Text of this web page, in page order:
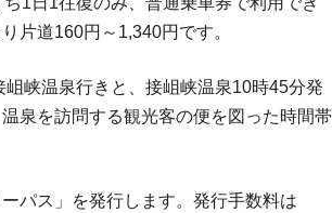
片道160円～1,340円です。
峡温泉行きと、接岨峡温泉10時45分発
泉を訪問する観光客の便を図った時間帯
パス」を発行します。発行手数料は